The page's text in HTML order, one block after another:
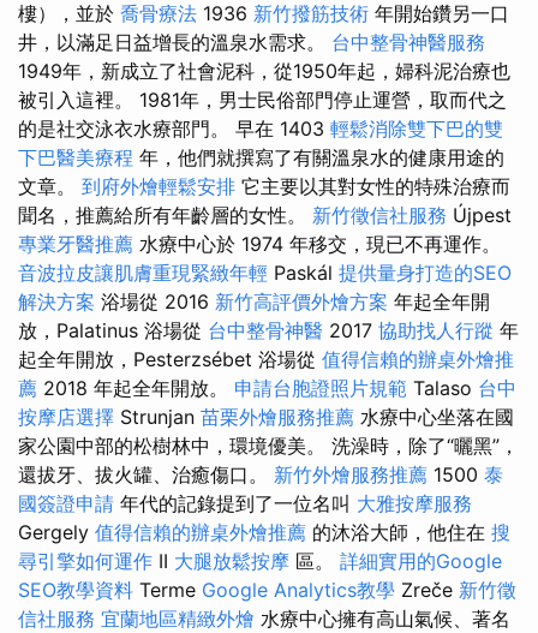
樓），並於 喬骨療法 1936 新竹撥筋技術 年開始鑽另一口
井，以滿足日益增長的溫泉水需求。 台中整骨神醫服務
1949年，新成立了社會泥科，從1950年起，婦科泥治療也
被引入這裡。 1981年，男士民俗部門停止運營，取而代之
的是社交泳衣水療部門。 早在 1403 輕鬆消除雙下巴的雙
下巴醫美療程 年，他們就撰寫了有關溫泉水的健康用途的
文章。 到府外燴輕鬆安排 它主要以其對女性的特殊治療而
聞名，推薦給所有年齡層的女性。 新竹徵信社服務 Újpest
專業牙醫推薦 水療中心於 1974 年移交，現已不再運作。
音波拉皮讓肌膚重現緊緻年輕 Paskál 提供量身打造的SEO
解決方案 浴場從 2016 新竹高評價外燴方案 年起全年開
放，Palatinus 浴場從 台中整骨神醫 2017 協助找人行蹤 年
起全年開放，Pesterzsébet 浴場從 值得信賴的辦桌外燴推
薦 2018 年起全年開放。 申請台胞證照片規範 Talaso 台中
按摩店選擇 Strunjan 苗栗外燴服務推薦 水療中心坐落在國
家公園中部的松樹林中，環境優美。 洗澡時，除了“曬黑”，
還拔牙、拔火罐、治癒傷口。 新竹外燴服務推薦 1500 泰
國簽證申請 年代的記錄提到了一位名叫 大雅按摩服務
Gergely 值得信賴的辦桌外燴推薦 的沐浴大師，他住在 搜
尋引擎如何運作 II 大腿放鬆按摩 區。 詳細實用的Google
SEO教學資料 Terme Google Analytics教學 Zreče 新竹徵
信社服務 宜蘭地區精緻外燴 水療中心擁有高山氣候、著名